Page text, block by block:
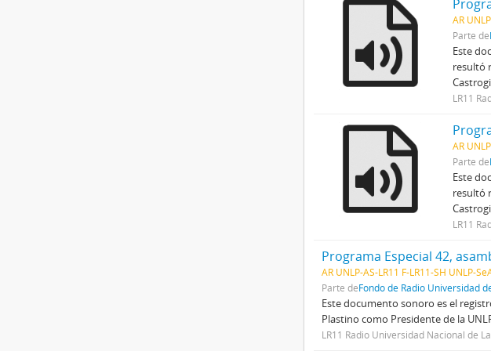
AR
Parte de
Este
resultó
LR11
AR
Parte de
Este
resultó
LR11
Programa Especial 42,
AR UNLP-AS-LR11 F-LR11-SH UNLP-
Parte deFondo de Radio Universidad
Este documento sonoro es el
Plastino como Presidente de la
LR11 Radio Universidad Nacional de